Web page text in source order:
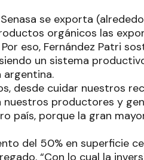
se exporta
orgánicos las
eso, Fernández Patri
un sistema
argentina.
desde cuidar nuestros
productores y
país, porque la gran
del 50% en superficie